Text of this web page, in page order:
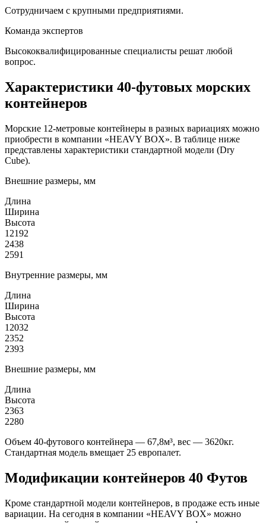
Сотрудничаем с крупными предприятиями.
Команда экспертов
Высококвалифицированные специалисты решат любой
вопрос.
Характеристики 40-футовых морских
контейнеров
Морские 12-метровые контейнеры в разных вариациях можно
приобрести в компании «HEAVY BOX». В таблице ниже
представлены характеристики стандартной модели (Dry
Cube).
Внешние размеры, мм
Длина
Ширина
Высота
12192
2438
2591
Внутренние размеры, мм
Длина
Ширина
Высота
12032
2352
2393
Внешние размеры, мм
Длина
Высота
2363
2280
Объем 40-футового контейнера — 67,8м³, вес — 3620кг.
Стандартная модель вмещает 25 европалет.
Модификации контейнеров 40 Футов
Кроме стандартной модели контейнеров, в продаже есть иные
вариации. На сегодня в компании «HEAVY BOX» можно